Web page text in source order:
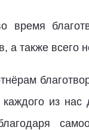
время
а также всего
из нас